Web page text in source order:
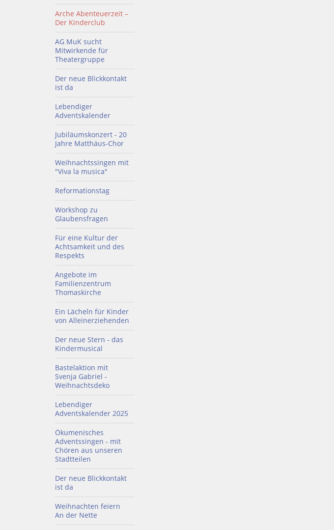
Arche Abenteuerzeit –
Der Kinderclub
AG MuK sucht
Mitwirkende für
Theatergruppe
Der neue Blickkontakt
ist da
Lebendiger
Adventskalender
Jubiläumskonzert - 20
Jahre Matthäus-Chor
Weihnachtssingen mit
"Viva la musica"
Reformationstag
Workshop zu
Glaubensfragen
Für eine Kultur der
Achtsamkeit und des
Respekts
Angebote im
Familienzentrum
Thomaskirche
Ein Lächeln für Kinder
von Alleinerziehenden
Der neue Stern - das
Kindermusical
Bastelaktion mit
Svenja Gabriel -
Weihnachtsdeko
Lebendiger
Adventskalender 2025
Ökumenisches
Adventssingen - mit
Chören aus unseren
Stadtteilen
Der neue Blickkontakt
ist da
Weihnachten feiern
An der Nette